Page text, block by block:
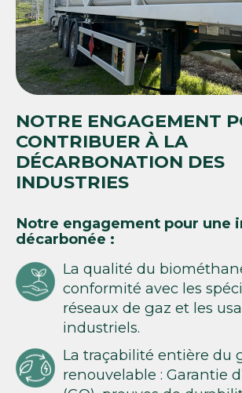
NOTRE ENGAGEMENT
CONTRIBUER À LA
DÉCARBONATION DES
INDUSTRIES
Notre engagement pour une
décarbonée :
La qualité du
conformité avec les
réseaux de gaz et les
industriels.
La traçabilité entière du
renouvelable : Garantie